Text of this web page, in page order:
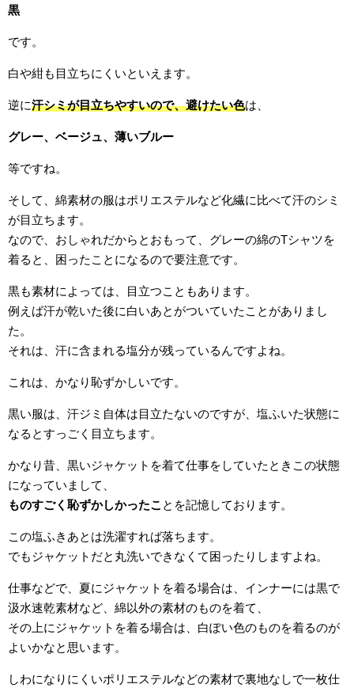
黒
です。
白や紺も目立ちにくいといえます。
逆に汗シミが目立ちやすいので、避けたい色は、
グレー、ベージュ、薄いブルー
等ですね。
そして、綿素材の服はポリエステルなど化繊に比べて汗のシミ
が目立ちます。
なので、おしゃれだからとおもって、グレーの綿のTシャツを
着ると、困ったことになるので要注意です。
黒も素材によっては、目立つこともあります。
例えば汗が乾いた後に白いあとがついていたことがありまし
た。
それは、汗に含まれる塩分が残っているんですよね。
これは、かなり恥ずかしいです。
黒い服は、汗ジミ自体は目立たないのですが、塩ふいた状態に
なるとすっごく目立ちます。
かなり昔、黒いジャケットを着て仕事をしていたときこの状態
になっていまして、
ものすごく恥ずかしかったこ とを記憶しております。
この塩ふきあとは洗濯すれば落ちます。
でもジャケットだと丸洗いできなくて困ったりしますよね。
仕事などで、夏にジャケットを着る場合は、インナーには黒で
汲水速乾素材など、綿以外の素材のものを着て、
その上にジャケットを着る場合は、白ぽい色のものを着るのが
よいかなと思います。
しわになりにくいポリエステルなどの素材で裏地なしで一枚仕